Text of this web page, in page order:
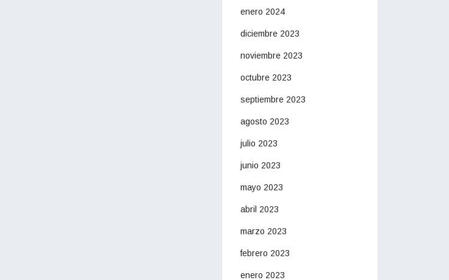
enero 2024
diciembre 2023
noviembre 2023
octubre 2023
septiembre 2023
agosto 2023
julio 2023
junio 2023
mayo 2023
abril 2023
marzo 2023
febrero 2023
enero 2023